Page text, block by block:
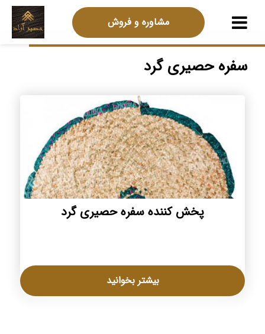
مشاوره و فروش
سفره حصیری گرد
پخش کننده سفره حصیری گرد
بیشتر بخوانید